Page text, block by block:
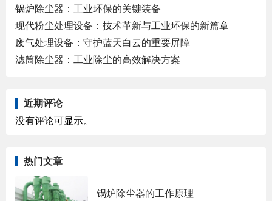
锅炉除尘器：工业环保的关键装备
现代粉尘处理设备：技术革新与工业环保的新篇章
废气处理设备：守护蓝天白云的重要屏障
滤筒除尘器：工业除尘的高效解决方案
近期评论
没有评论可显示。
热门文章
锅炉除尘器的工作原理‌